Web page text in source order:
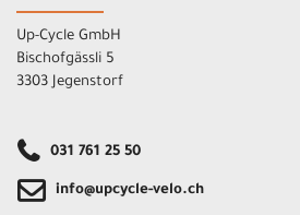
Up-Cycle GmbH
Bischofgässli 5
3303 Jegenstorf
031 761 25 50
info@upcycle-velo.ch